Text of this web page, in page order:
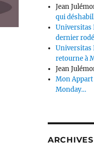
Jean
qui
Universitas
dernier
Universitas
retourne à
Jean
Mon Appart
Monday…
ARCHIVES